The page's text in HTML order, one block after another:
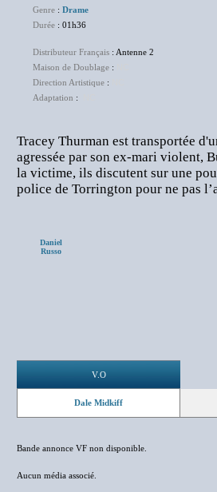
Genre : Drame
Durée : 01h36
Distributeur Français : Antenne 2
Maison de Doublage :
Direction Artistique :
Adaptation :
Tracey Thurman est transportée
agressée par son ex-mari violent,
la victime, ils discutent sur une
police de Torrington pour ne pas
Daniel
Russo
V.O
Dale Midkiff
Bande annonce VF non disponible.
Aucun média associé.